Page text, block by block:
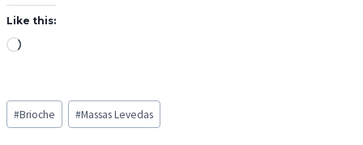
Like this:
L
d
i
Post
Tags:
#Brioche #Massas Levedas